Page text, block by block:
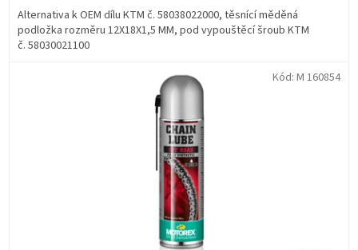
Alternativa k OEM dílu KTM č. 58038022000, těsnící měděná
podložka rozměru 12X18X1,5 MM, pod vypouštěcí šroub KTM
č. 58030021100
Kód: M 160854